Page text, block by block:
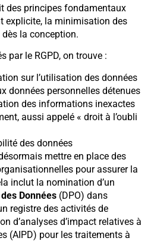
des principes fondamentaux
explicite, la minimisation des
la conception.
par le RGPD, on trouve :
sur l’utilisation des données
données personnelles détenues
des informations inexactes
aussi appelé « droit à l’oubli
des données
mettre en place des
pour assurer la
inclut la nomination d’un
Données (DPO) dans
registre des activités de
d’analyses d’impact relatives à
(AIPD) pour les traitements à